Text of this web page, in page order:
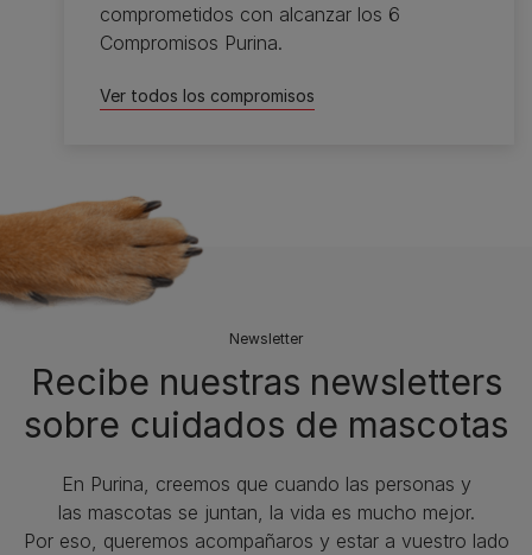
comprometidos con alcanzar los 6
Compromisos Purina.
Ver todos los compromisos
Newsletter
Recibe nuestras newsletters
sobre cuidados de mascotas​
En Purina, creemos que cuando las personas y
las mascotas se juntan, la vida es mucho mejor.
Por eso, queremos acompañaros y estar a vuestro lado